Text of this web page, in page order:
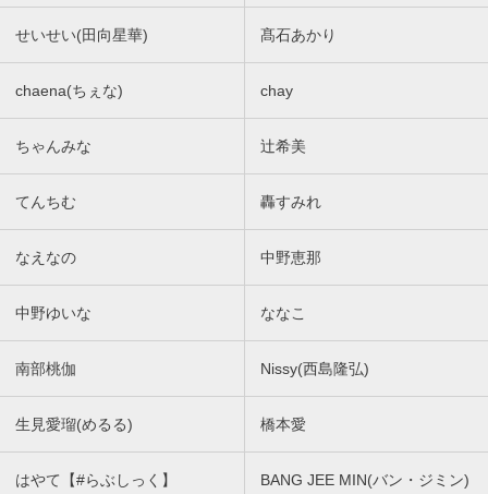
せいせい(田向星華) 髙石あかり
chaena(ちぇな) chay
ちゃんみな 辻希美
てんちむ 轟すみれ
なえなの 中野恵那
中野ゆいな ななこ
南部桃伽 Nissy(西島隆弘)
生見愛瑠(めるる) 橋本愛
はやて【#らぶしっく】
BANG JEE MIN(バン・ジミン)